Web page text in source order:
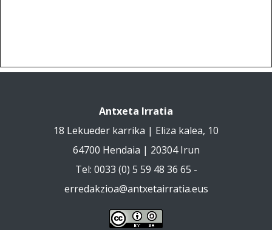
Antxeta Irratia
18 Lekueder karrika | Eliza kalea, 10
64700 Hendaia | 20304 Irun
Tel: 0033 (0) 5 59 48 36 65 -
erredakzioa@antxetairratia.eus